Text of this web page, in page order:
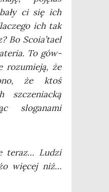
ci się ich
ich tak
Bo Scoia’tael
To gów­
rozu­mie­ją, że
że ktoś
szcze­niac­ką
slo­ga­na­mi
teraz… Ludzi
wię­cej niż…